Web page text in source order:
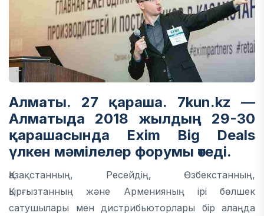
Алматы. 27 қараша. 7kun.kz —
Алматыда 2018 жылдың 29-30
қарашасында Exim Big Deals
үлкен мәмілелер форумы өтеді.
Қазақстанның, Ресейдің, Өзбекстанның,
Қырғызтанның және Арменияның ірі бөлшек
сатушылары мен дистрибьюторлары бір алаңда